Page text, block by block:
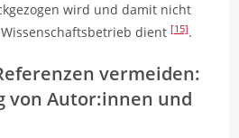
wird und damit nicht
dient[15].
vermeiden:
von Autor:innen und